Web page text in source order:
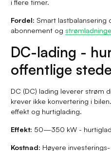
i flere timer.
Fordel: Smart lastbalansering
abonnement og
DC-lading -
offentlige
DC (DC) lading leverer strøm
krever ikke konvertering i
effekt og hurtiglading.
Effekt: 50—350 kW -
Kostnad: Høyere